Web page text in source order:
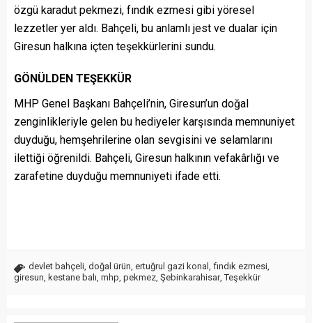
özgü karadut pekmezi, fındık ezmesi gibi yöresel
lezzetler yer aldı. Bahçeli, bu anlamlı jest ve dualar için
Giresun halkına içten teşekkürlerini sundu.
GÖNÜLDEN TEŞEKKÜR
MHP Genel Başkanı Bahçeli’nin, Giresun’un doğal
zenginlikleriyle gelen bu hediyeler karşısında memnuniyet
duyduğu, hemşehrilerine olan sevgisini ve selamlarını
ilettiği öğrenildi. Bahçeli, Giresun halkının vefakârlığı ve
zarafetine duyduğu memnuniyeti ifade etti.
devlet bahçeli, doğal ürün, ertuğrul gazi konal , fındık ezmesi,
giresun, kestane balı, mhp, pekmez, Şebinkarahisar,Teşekkür